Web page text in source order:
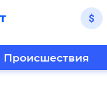
$
Происшествия